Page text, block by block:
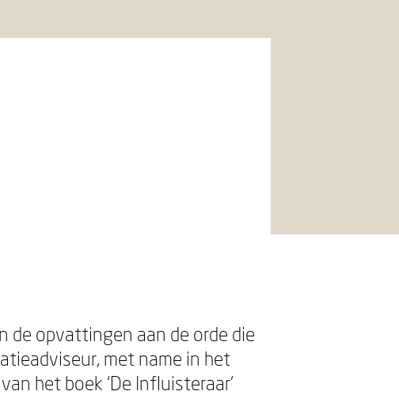
de opvattingen aan de orde die
met name in het
het boek ‘De Influisteraar’